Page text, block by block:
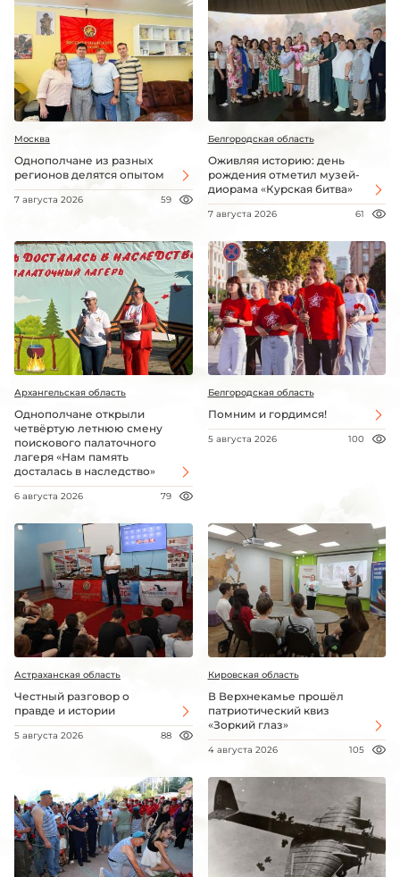
Москва
Однополчане из разных
регионов делятся опытом
7 августа 2026 59
Белгородская область
Оживляя историю: день
рождения отметил музей-
диорама «Курская битва»
7 августа 2026 61
Архангельская область
Однополчане открыли
четвёртую летнюю смену
поискового палаточного
лагеря «Нам память
досталась в наследство»
6 августа 2026 79
Белгородская область
Помним и гордимся!
5 августа 2026 100
Астраханская область
Честный разговор о
правде и истории
5 августа 2026 88
Кировская область
В Верхнекамье прошёл
патриотический квиз
«Зоркий глаз»
4 августа 2026 105